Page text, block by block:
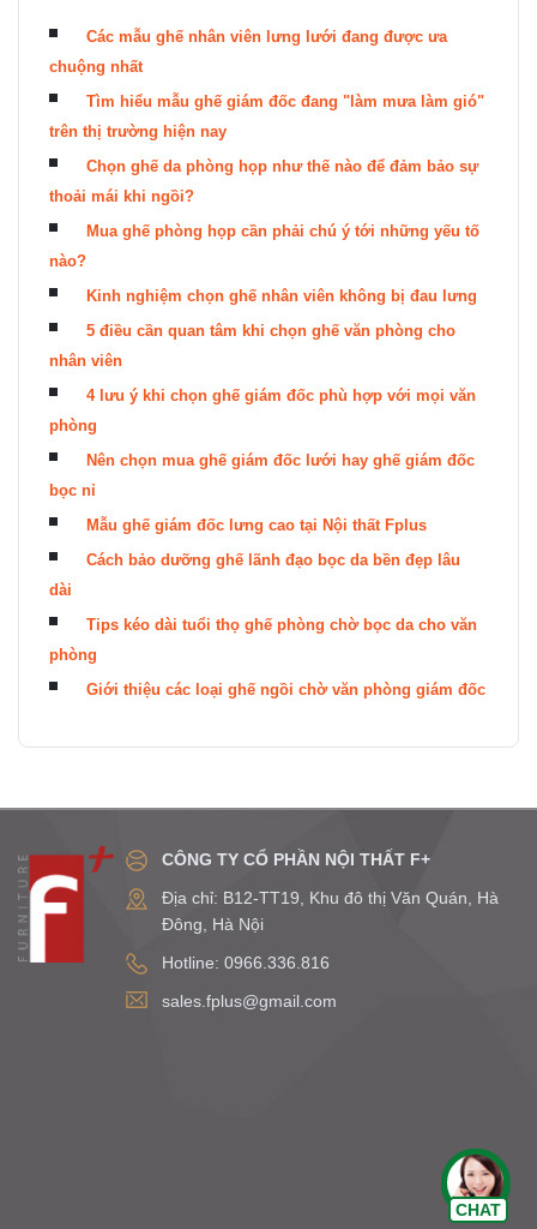
Các mẫu ghế nhân viên lưng lưới đang được ưa
chuộng nhất
Tìm hiểu mẫu ghế giám đốc đang "làm mưa làm gió"
trên thị trường hiện nay
Chọn ghế da phòng họp như thế nào để đảm bảo sự
thoải mái khi ngồi?
Mua ghế phòng họp cần phải chú ý tới những yếu tố
nào?
Kinh nghiệm chọn ghế nhân viên không bị đau lưng
5 điều cần quan tâm khi chọn ghế văn phòng cho
nhân viên
4 lưu ý khi chọn ghế giám đốc phù hợp với mọi văn
phòng
Nên chọn mua ghế giám đốc lưới hay ghế giám đốc
bọc nỉ
Mẫu ghế giám đốc lưng cao tại Nội thất Fplus
Cách bảo dưỡng ghế lãnh đạo bọc da bền đẹp lâu
dài
Tips kéo dài tuổi thọ ghế phòng chờ bọc da cho văn
phòng
Giới thiệu các loại ghế ngồi chờ văn phòng giám đốc
CÔNG TY CỔ PHẦN NỘI THẤT F+
Địa chỉ: B12-TT19, Khu đô thị Văn Quán, Hà
Đông, Hà Nội
Hotline: 0966.336.816
sales.fplus@gmail.com
CHAT